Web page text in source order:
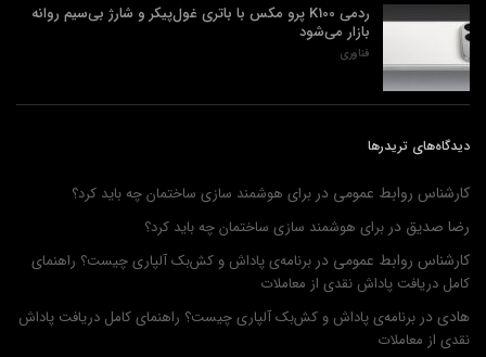
ردمی K100 پرو مکس با باتری غول‌پیکر و شارژ بی‌سیم روانه
بازار می‌شود
فناوری
دیدگاه‌های تریدرها
کارشناس روابط عمومی در برای هوشمند سازی ساختمان چه باید کرد؟
رضا صدیق در برای هوشمند سازی ساختمان چه باید کرد؟
کارشناس روابط عمومی در برنامه‌ی پاداش و کش‌بک آلپاری چیست؟ راهنمای
کامل دریافت پاداش نقدی از معاملات
هادی در برنامه‌ی پاداش و کش‌بک آلپاری چیست؟ راهنمای کامل دریافت پاداش
نقدی از معاملات